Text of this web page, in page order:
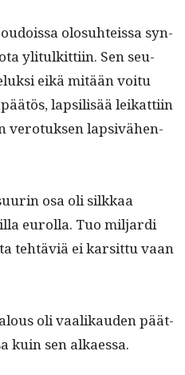
olo­suhteis­sa syn­
yli­t­ulkit­ti­in. Sen seu­
eikä mitään voitu
lap­sil­isää leikat­ti­in
vero­tuk­sen lap­sivähen­
osa oli silkkaa
eurol­la. Tuo mil­jar­di
tehtäviä ei kar­sit­tu vaan
oli vaa­likau­den päät­
kuin sen alkaessa.